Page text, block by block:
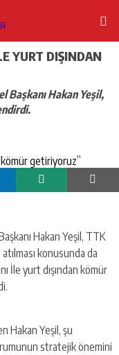
YURT DIŞINDAN
Başkanı Hakan Yeşil,
Hakan Yeşil, TTK
konusunda da
İle yurt dışından kömür
Hakan Yeşil, şu
stratejik önemini